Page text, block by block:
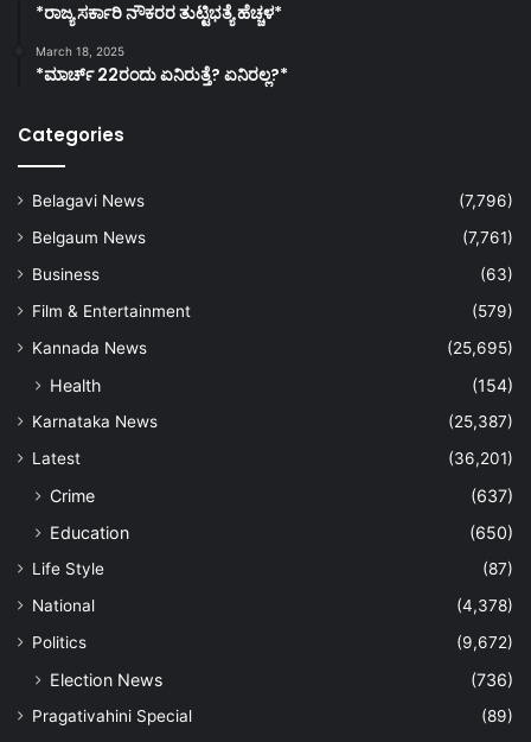
*ರಾಜ್ಯ ಸರ್ಕಾರಿ ನೌಕರರ ತುಟ್ಟಿಭತ್ಯೆ ಹೆಚ್ಚಳ*
March 18, 2025
*ಮಾರ್ಚ್ 22ರಂದು ಏನಿರುತ್ತೆ? ಏನಿರಲ್ಲ?*
Categories
Belagavi News
(7,796)
Belgaum News
(7,761)
Business
(63)
Film & Entertainment
(579)
Kannada News
(25,695)
Health (154)
Karnataka News
(25,387)
Latest
(36,201)
Crime
(637)
Education
(650)
Life Style
(87)
National
(4,378)
Politics
(9,672)
Election News (736)
Pragativahini Special
(89)